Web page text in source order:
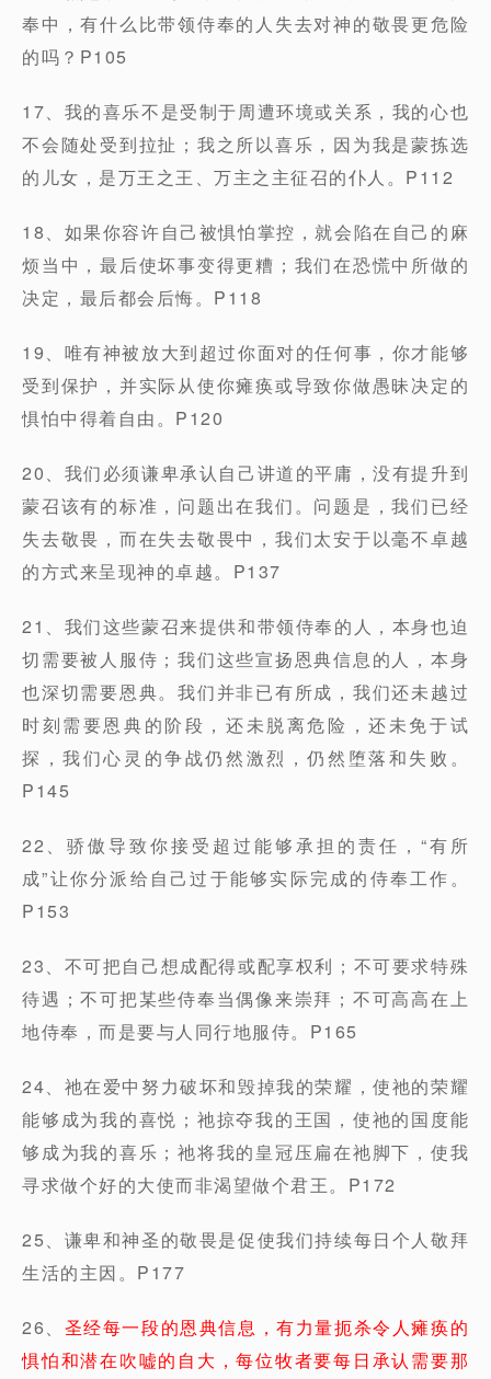
奉中，有什么比带领侍奉的人失去对神的敬畏更危险
的吗？P105
17、我的喜乐不是受制于周遭环境或关系，我的心也
不会随处受到拉扯；我之所以喜乐，因为我是蒙拣选
的儿女，是万王之王、万主之主征召的仆人。P112
18、如果你容许自己被惧怕掌控，就会陷在自己的麻
烦当中，最后使坏事变得更糟；我们在恐慌中所做的
决定，最后都会后悔。P118
19、唯有神被放大到超过你面对的任何事，你才能够
受到保护，并实际从使你瘫痪或导致你做愚昧决定的
惧怕中得着自由。P120
20、我们必须谦卑承认自己讲道的平庸，没有提升到
蒙召该有的标准，问题出在我们。问题是，我们已经
失去敬畏，而在失去敬畏中，我们太安于以毫不卓越
的方式来呈现神的卓越。P137
21、我们这些蒙召来提供和带领侍奉的人，本身也迫
切需要被人服侍；我们这些宣扬恩典信息的人，本身
也深切需要恩典。我们并非已有所成，我们还未越过
时刻需要恩典的阶段，还未脱离危险，还未免于试
探，我们心灵的争战仍然激烈，仍然堕落和失败。
P145
22、骄傲导致你接受超过能够承担的责任，“有所
成”让你分派给自己过于能够实际完成的侍奉工作。
P153
23、不可把自己想成配得或配享权利；不可要求特殊
待遇；不可把某些侍奉当偶像来崇拜；不可高高在上
地侍奉，而是要与人同行地服侍。P165
24、祂在爱中努力破坏和毁掉我的荣耀，使祂的荣耀
能够成为我的喜悦；祂掠夺我的王国，使祂的国度能
够成为我的喜乐；祂将我的皇冠压扁在祂脚下，使我
寻求做个好的大使而非渴望做个君王。P172
25、谦卑和神圣的敬畏是促使我们持续每日个人敬拜
生活的主因。P177
26、 圣经每一段的恩典信息，有力量扼杀令人瘫痪的
惧怕和潜在吹嘘的自大，每位牧者要每日承认需要那